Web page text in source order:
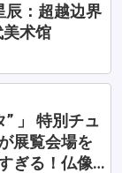
：超越边界
美术馆
” 」 特別チュ
展覧会場を
ぎる！仏像